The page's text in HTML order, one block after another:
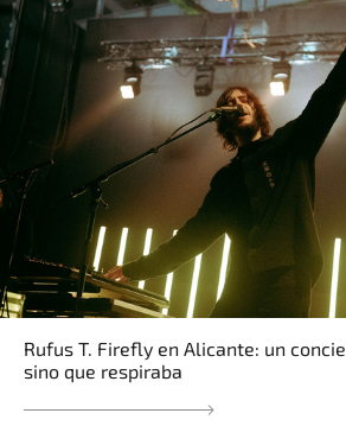
Rufus T. Firefly en Alicante: un
sino que respiraba